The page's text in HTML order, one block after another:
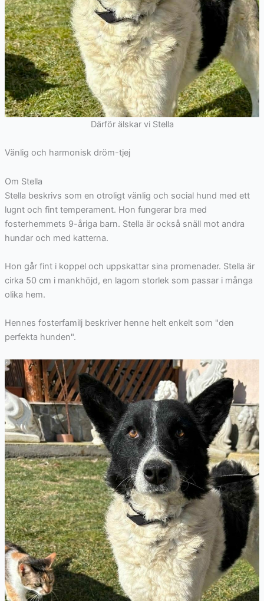
Därför älskar vi Stella
Vänlig och harmonisk dröm-tjej
Om Stella
Stella beskrivs som en otroligt vänlig och social hund med ett
lugnt och fint temperament. Hon fungerar bra med
fosterhemmets 9-åriga barn. Stella är också snäll mot andra
hundar och med katterna.
Hon går fint i koppel och uppskattar sina promenader. Stella är
cirka 50cm i mankhöjd, en lagom storlek som passar i många
olika hem.
Hennes fosterfamilj beskriver henne helt enkelt som "den
perfekta hunden".